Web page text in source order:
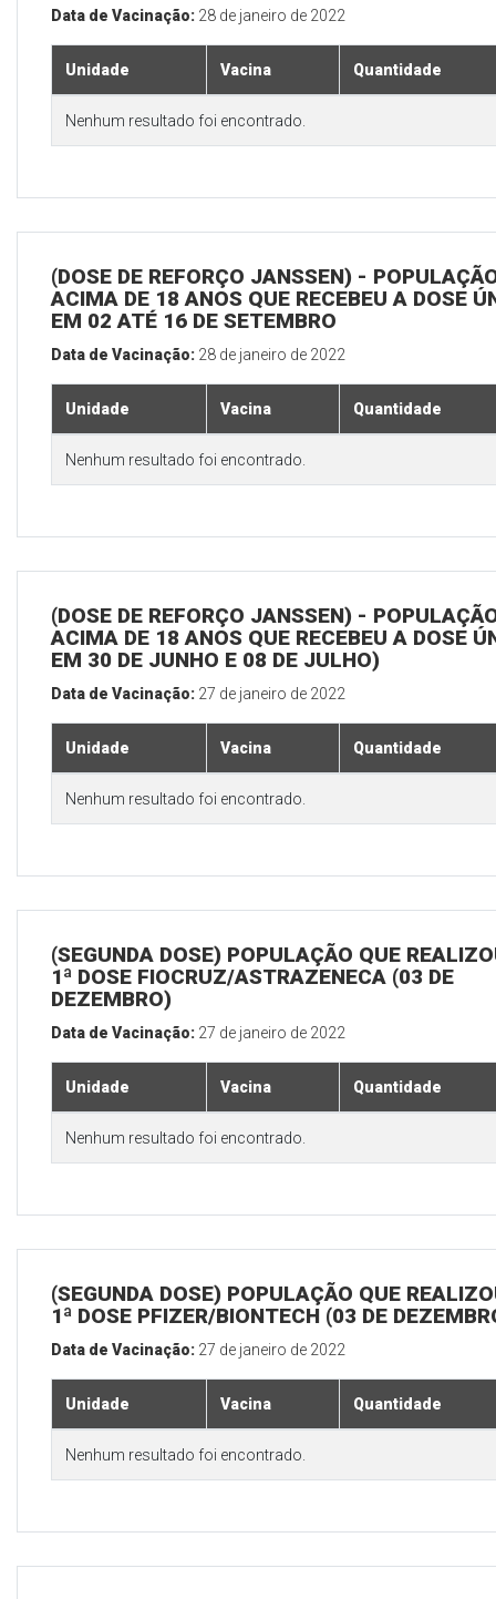
Data de Vacinação: 28 de janeiro de 2022
Unidade Vacina Quantidade
Nenhum resultado foi encontrado.
(DOSE DE REFORÇO JANSSEN) -
ACIMA DE 18 ANOS QUE RECEBEU A DOSE
EM 02 ATÉ 16 DE SETEMBRO
Data de Vacinação: 28 de janeiro de 2022
Unidade Vacina Quantidade
Nenhum resultado foi encontrado.
(DOSE DE REFORÇO JANSSEN) -
ACIMA DE 18 ANOS QUE RECEBEU A DOSE
EM 30 DE JUNHO E 08 DE JULHO)
Data de Vacinação: 27 de janeiro de 2022
Unidade Vacina Quantidade
Nenhum resultado foi encontrado.
(SEGUNDA DOSE) POPULAÇÃO QUE
1ª DOSE FIOCRUZ/ASTRAZENECA (03 DE
DEZEMBRO)
Data de Vacinação: 27 de janeiro de 2022
Unidade Vacina Quantidade
Nenhum resultado foi encontrado.
(SEGUNDA DOSE) POPULAÇÃO QUE
1ª DOSE PFIZER/BIONTECH (03 DE
Data de Vacinação: 27 de janeiro de 2022
Unidade Vacina Quantidade
Nenhum resultado foi encontrado.